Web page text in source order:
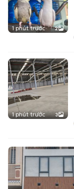
1 phút trước 2
1 phút trước 3